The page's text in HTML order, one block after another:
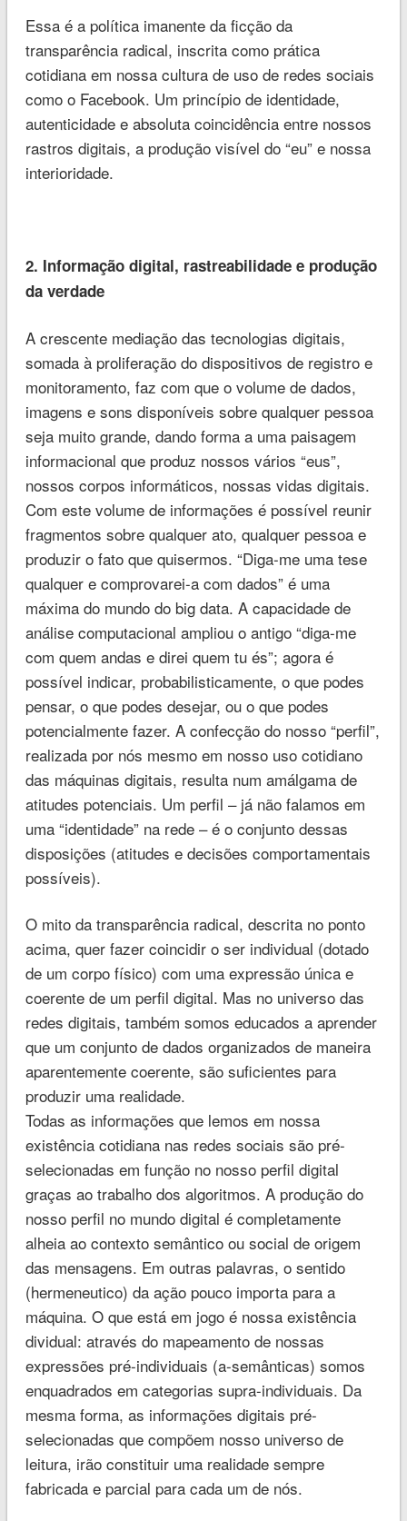
Essa é a política imanente da ficção da
transparência radical, inscrita como prática
cotidiana em nossa cultura de uso de redes sociais
como o Facebook. Um princípio de identidade,
autenticidade e absoluta coincidência entre nossos
rastros digitais, a produção visível do “eu” e nossa
interioridade.
2. Informação digital, rastreabilidade e produção
da verdade
A crescente mediação das tecnologias digitais,
somada à proliferação do dispositivos de registro e
monitoramento, faz com que o volume de dados,
imagens e sons disponíveis sobre qualquer pessoa
seja muito grande, dando forma a uma paisagem
informacional que produz nossos vários “eus”,
nossos corpos informáticos, nossas vidas digitais.
Com este volume de informações é possível reunir
fragmentos sobre qualquer ato, qualquer pessoa e
produzir o fato que quisermos. “Diga-me uma tese
qualquer e comprovarei-a com dados” é uma
máxima do mundo do big data. A capacidade de
análise computacional ampliou o antigo “diga-me
com quem andas e direi quem tu és”; agora é
possível indicar, probabilisticamente, o que podes
pensar, o que podes desejar, ou o que podes
potencialmente fazer. A confecção do nosso “perfil”,
realizada por nós mesmo em nosso uso cotidiano
das máquinas digitais, resulta num amálgama de
atitudes potenciais. Um perfil – já não falamos em
uma “identidade” na rede – é o conjunto dessas
disposições (atitudes e decisões comportamentais
possíveis).
O mito da transparência radical, descrita no ponto
acima, quer fazer coincidir o ser individual (dotado
de um corpo físico) com uma expressão única e
coerente de um perfil digital. Mas no universo das
redes digitais, também somos educados a aprender
que um conjunto de dados organizados de maneira
aparentemente coerente, são suficientes para
produzir uma realidade.
Todas as informações que lemos em nossa
existência cotidiana nas redes sociais são pré-
selecionadas em função no nosso perfil digital
graças ao trabalho dos algoritmos. A produção do
nosso perfil no mundo digital é completamente
alheia ao contexto semântico ou social de origem
das mensagens. Em outras palavras, o sentido
(hermeneutico) da ação pouco importa para a
máquina. O que está em jogo é nossa existência
dividual: através do mapeamento de nossas
expressões pré-individuais (a-semânticas) somos
enquadrados em categorias supra-individuais. Da
mesma forma, as informações digitais pré-
selecionadas que compõem nosso universo de
leitura, irão constituir uma realidade sempre
fabricada e parcial para cada um de nós.